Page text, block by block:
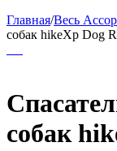
Главная/Весь
собак hikeXp Dog
собак